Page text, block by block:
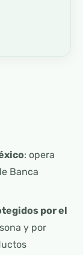
: opera
Banca
por el
y por